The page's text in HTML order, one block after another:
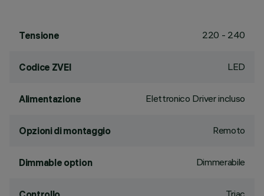
Tensione 220 - 240
Codice ZVEI LED
Alimentazione Elettronico Driver incluso
Opzioni di montaggio Remoto
Dimmable option Dimmerabile
Triac